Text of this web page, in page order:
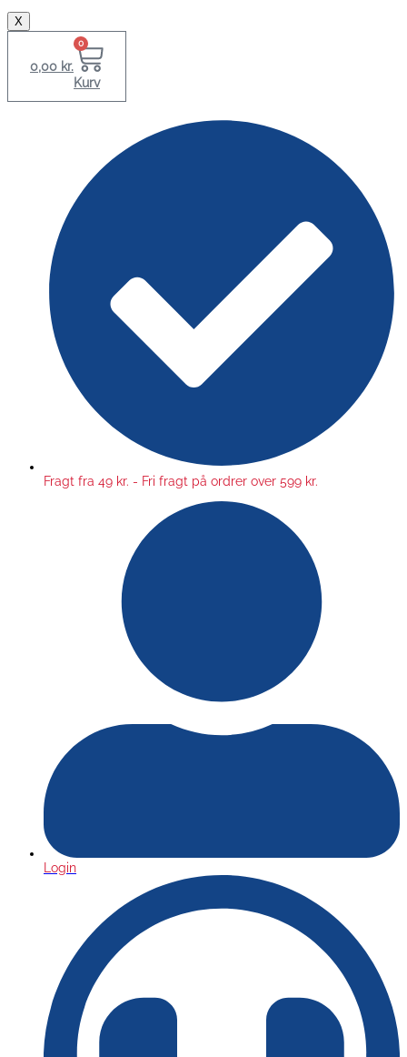
X
0,00 kr.
0
Kurv
Fragt fra 49 kr. - Fri fragt på ordrer over 599 kr.
Login